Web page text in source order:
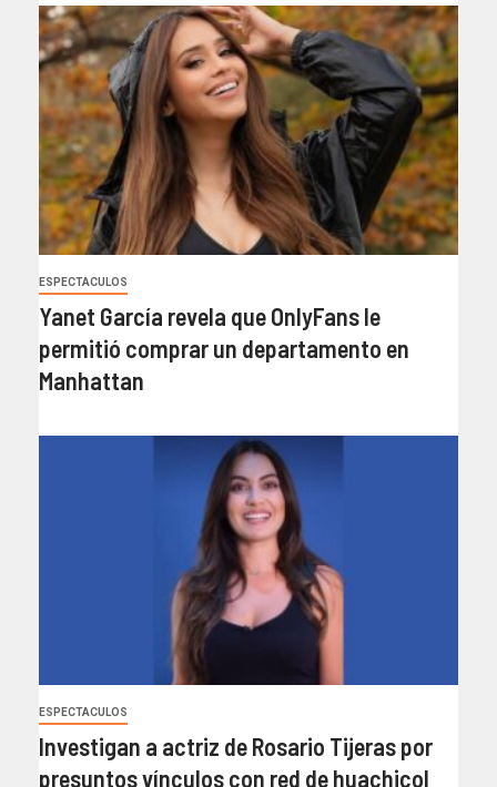
ESPECTACULOS
Yanet García revela que OnlyFans le
permitió comprar un departamento en
Manhattan
ESPECTACULOS
Investigan a actriz de Rosario Tijeras por
presuntos vínculos con red de huachicol